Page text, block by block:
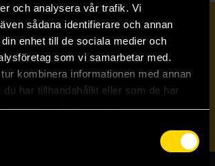
och analysera vår trafik. Vi
sådana identifierare och annan
enhet till de sociala medier och
som vi samarbetar med.
kombinera informationen med annan
du har tillhandahållit eller som de har
använt deras tjänster.
på vårt nyhetsbrev
Veckobrevet
Skicka